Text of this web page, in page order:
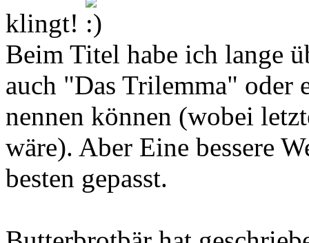
klingt!
Beim Titel habe ich lange
auch "Das Trilemma" oder
nennen können (wobei
wäre). Aber Eine bessere
besten gepasst.